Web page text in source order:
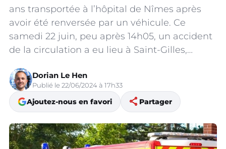
ans transportée à l’hôpital de Nîmes après
avoir été renversée par un véhicule. Ce
samedi 22 juin, peu après 14h05, un accident
de la circulation a eu lieu à Saint-Gilles,…
Dorian Le Hen
Publié le 22/06/2024 à 17h33
Ajoutez-nous en favori share Partager